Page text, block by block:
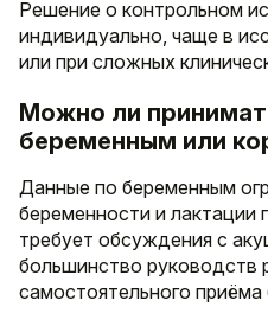
Решение о контрольном
индивидуально, чаще в
или при сложных
Можно ли
беременным или
Данные по беременным
беременности и
требует обсуждения с
большинство руководств
самостоятельного приёма